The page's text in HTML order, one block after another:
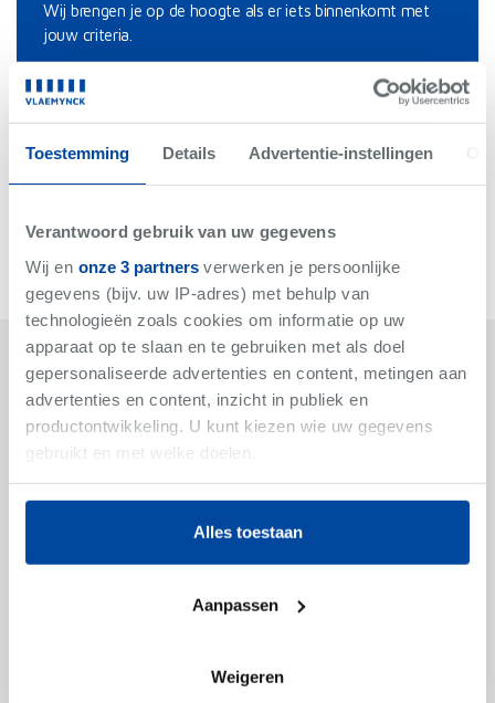
Toestemming Details Advertentie-instellingen
Verantwoord gebruik van uw gegevens
Wij en onze 3 partnersverwerken je persoonlijke
gegevens (bijv. uw IP-adres) met behulp van
technologieën zoals cookies om informatie op uw
apparaat op te slaan en te gebruiken met als doel
gepersonaliseerde advertenties en content, metingen aan
advertenties en content, inzicht in publiek en
productontwikkeling. U kunt kiezen wie uw gegevens
gebruikt en met welke doelen.
Als u het toestaat, willen we ook graag:
Informatie verzamelen over uw geografische
locatie, die tot een paar meter nauwkeurig kan zijn
scannen op specifieke eigenschappen (fingerprinting)
verwerkt en stel uw voorkeuren in het
Alles toestaan
Aanpassen
Weigeren
Wij brengen je op de hoogte als er iets binnenkomt met
jouw criteria.
Hou me op de hoogte
Algemeen Financieel & Oppervlakte
Indeling & Voorzieningen Juridisch
Sortering Parkeerplaats
Normaal